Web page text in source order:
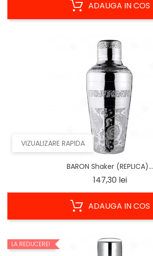
ADAUGA IN COS
VIZUALIZARE RAPIDA
BARON Shaker (REPLICA)...
147,30 leiPret
ADAUGA IN COS
LA REDUCERE!